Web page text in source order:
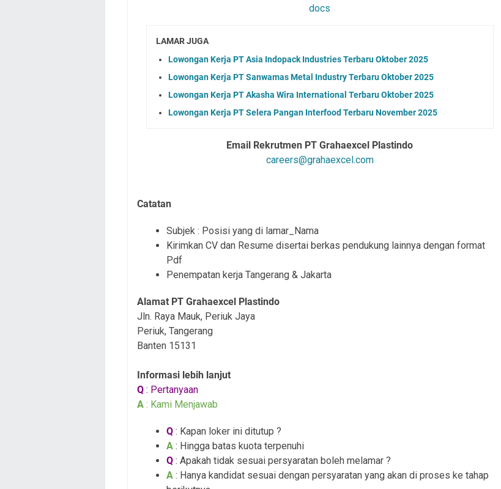
docs
LAMAR JUGA
Lowongan Kerja PT Asia Indopack Industries Terbaru Oktober 2025
Lowongan Kerja PT Sanwamas Metal Industry Terbaru Oktober 2025
Lowongan Kerja PT Akasha Wira International Terbaru Oktober 2025
Lowongan Kerja PT Selera Pangan Interfood Terbaru November 2025
Email Rekrutmen PT Grahaexcel Plastindo
careers@grahaexcel.com
Catatan
Subjek : Posisi yang di lamar_Nama
Kirimkan CV dan Resume disertai berkas pendukung lainnya dengan format
Pdf
Penempatan kerja Tangerang & Jakarta
Alamat PT Grahaexcel Plastindo
Jln. Raya Mauk, Periuk Jaya
Periuk, Tangerang
Banten 15131
Informasi lebih lanjut
Q : Pertanyaan
A : Kami Menjawab
Q : Kapan loker ini ditutup ?
A : Hingga batas kuota terpenuhi
Q : Apakah tidak sesuai persyaratan boleh melamar ?
A : Hanya kandidat sesuai dengan persyaratan yang akan di proses ke tahap